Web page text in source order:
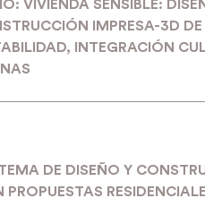
VIVIENDA SENSIBLE:
IMPRESA-3D DE
INTEGRACIÓN
DE DISEÑO Y